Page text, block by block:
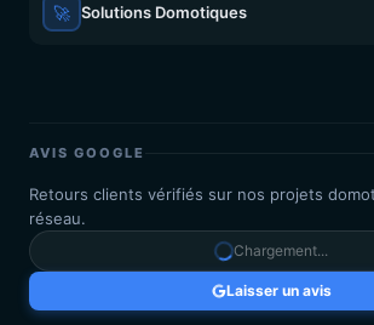
🚀 Solutions Domotiques
AVIS GOOGLE
Retours clients vérifiés sur nos projets
réseau.
Chargement...
Laisser un avis